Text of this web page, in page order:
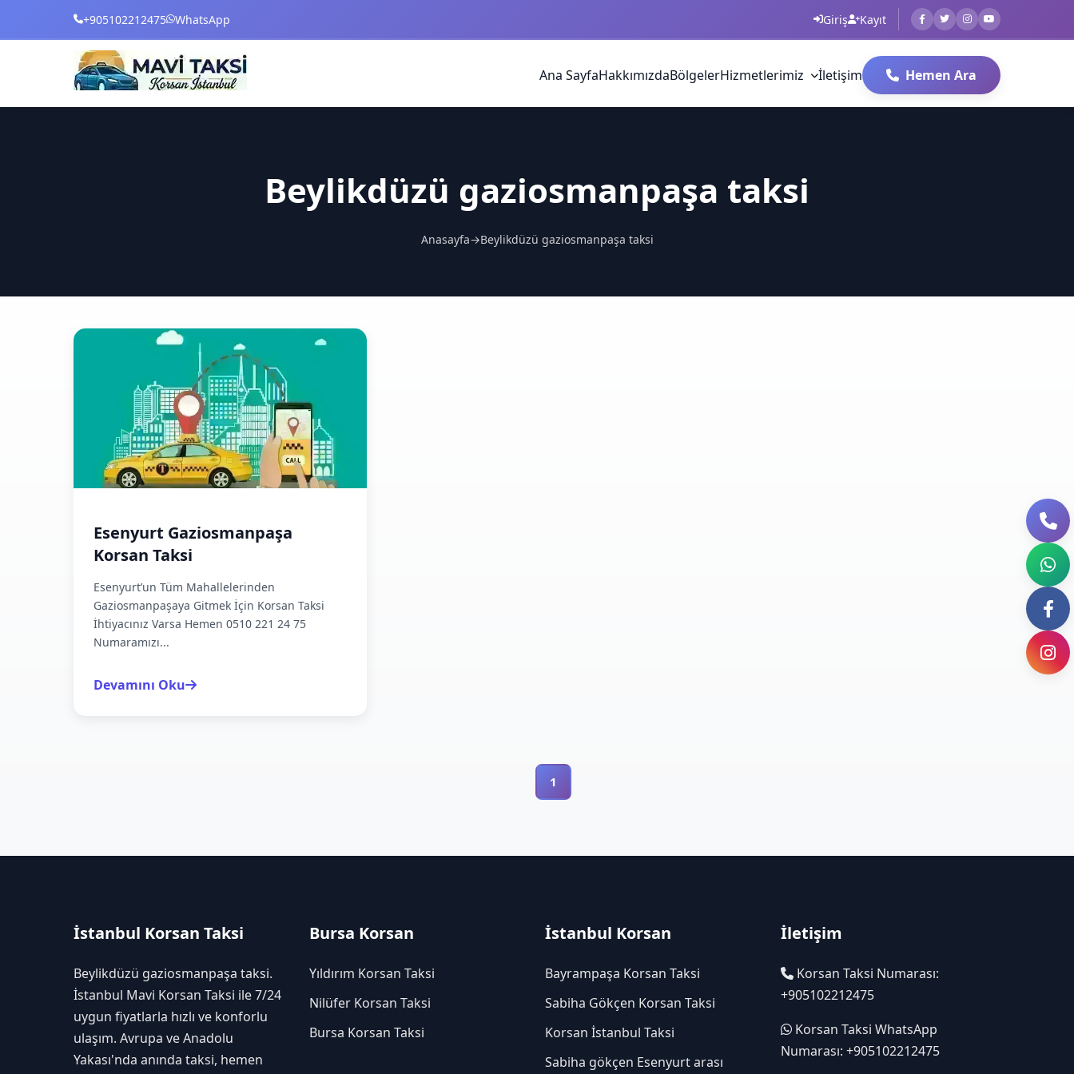
+905102212475 WhatsApp Giriş Kayıt
Ana SayfaHakkımızdaBölgelerHizmetlerimiz İletişim Hemen Ara
Beylikdüzü gaziosmanpaşa taksi
Anasayfa→Beylikdüzü gaziosmanpaşa taksi
Esenyurt Gaziosmanpaşa
Korsan Taksi
Esenyurt’un Tüm Mahallelerinden
Gaziosmanpaşaya Gitmek İçin Korsan Taksi
İhtiyacınız Varsa Hemen 0510 221 24 75
Numaramızı...
Devamını Oku
1
İstanbul Korsan Taksi
Beylikdüzü gaziosmanpaşa taksi.
İstanbul Mavi Korsan Taksi ile 7/24
uygun fiyatlarla hızlı ve konforlu
ulaşım. Avrupa ve Anadolu
Yakası'nda anında taksi, hemen
Bursa Korsan
Yıldırım Korsan Taksi
Nilüfer Korsan Taksi
Bursa Korsan Taksi
İstanbul Korsan
Bayrampaşa Korsan Taksi
Sabiha Gökçen Korsan Taksi
Korsan İstanbul Taksi
Sabiha gökçen Esenyurt arası
İletişim
Korsan Taksi Numarası:
+905102212475
Korsan Taksi WhatsApp
Numarası: +905102212475